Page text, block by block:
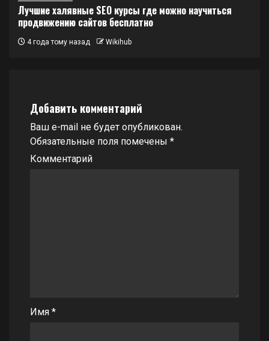
Лучшие халявные SEO курсы где можно научиться
продвижению сайтов бесплатно
4 года тому назад Wikihub
Добавить комментарий
Ваш e-mail не будет опубликован.
Обязательные поля помечены *
Комментарий
Имя *